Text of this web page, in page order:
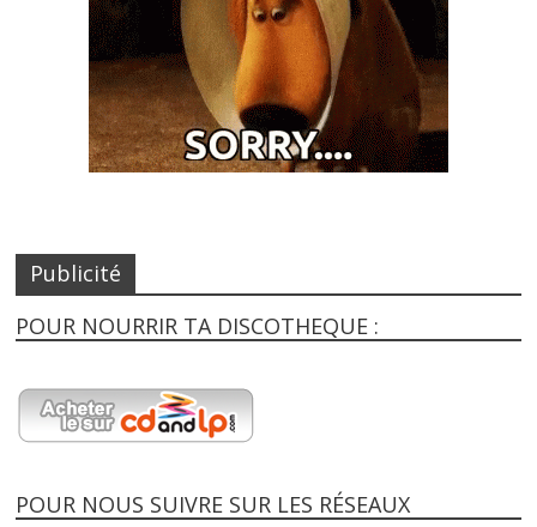
Publicité
POUR NOURRIR TA DISCOTHEQUE :
POUR NOUS SUIVRE SUR LES RÉSEAUX